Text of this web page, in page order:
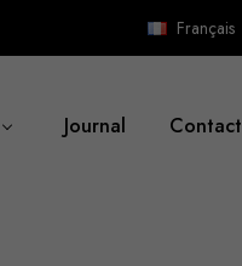
Français
Journal Contact